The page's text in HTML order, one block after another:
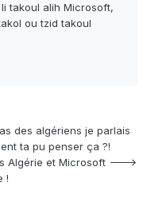
takoul alih Microsoft,
ou tzid takoul
des algériens je parlais
ta pu penser ça ?!
Algérie et Microsoft --->
!